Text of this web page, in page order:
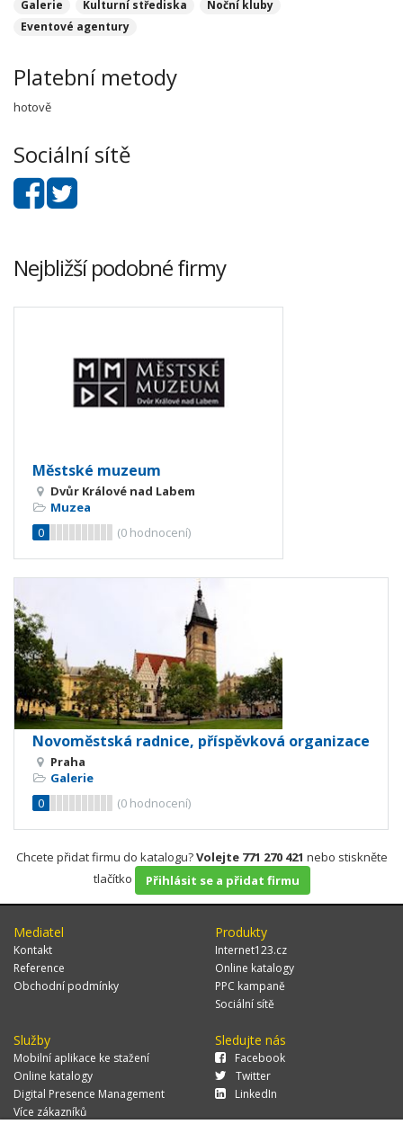
Galerie Kulturní střediska
Noční kluby
Eventové agentury
Platební metody
hotově
Sociální sítě
Nejbližší podobné firmy
Městské muzeum
Dvůr Králové nad Labem
Muzea
0
(0 hodnocení)
Novoměstská radnice, příspěvková organizace
Praha
Galerie
0
(0 hodnocení)
Chcete přidat firmu do katalogu?Volejte 771 270 421 nebo stiskněte
tlačítko
Přihlásit se a přidat firmu
Mediatel
Kontakt
Reference
Obchodní podmínky
Produkty
Internet123.cz
Online katalogy
PPC kampaně
Sociální sítě
Služby
Mobilní aplikace ke stažení
Online katalogy
Digital Presence Management
Více zákazníků
Sledujte nás
Facebook
Twitter
LinkedIn